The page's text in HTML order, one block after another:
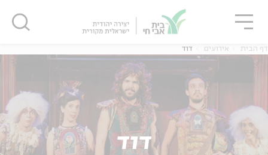
דף הבית אירועים דוד
דוד
סגור